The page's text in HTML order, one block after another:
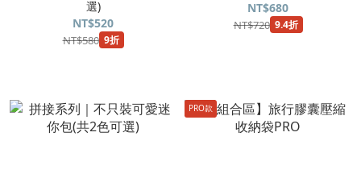
選)
NT$520
NT$580 9折
NT$680
NT$720 9.4折
PRO款